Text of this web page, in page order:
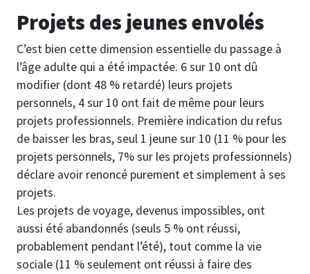
Projets des jeunes envolés
C’est bien cette dimension essentielle du passage à
l’âge adulte qui a été impactée. 6 sur 10 ont dû
modifier (dont 48 % retardé) leurs projets
personnels, 4 sur 10 ont fait de même pour leurs
projets professionnels. Première indication du refus
de baisser les bras, seul 1 jeune sur 10 (11 % pour les
projets personnels, 7% sur les projets professionnels)
déclare avoir renoncé purement et simplement à ses
projets.
Les projets de voyage, devenus impossibles, ont
aussi été abandonnés (seuls 5 % ont réussi,
probablement pendant l’été), tout comme la vie
sociale (11 % seulement ont réussi à faire des